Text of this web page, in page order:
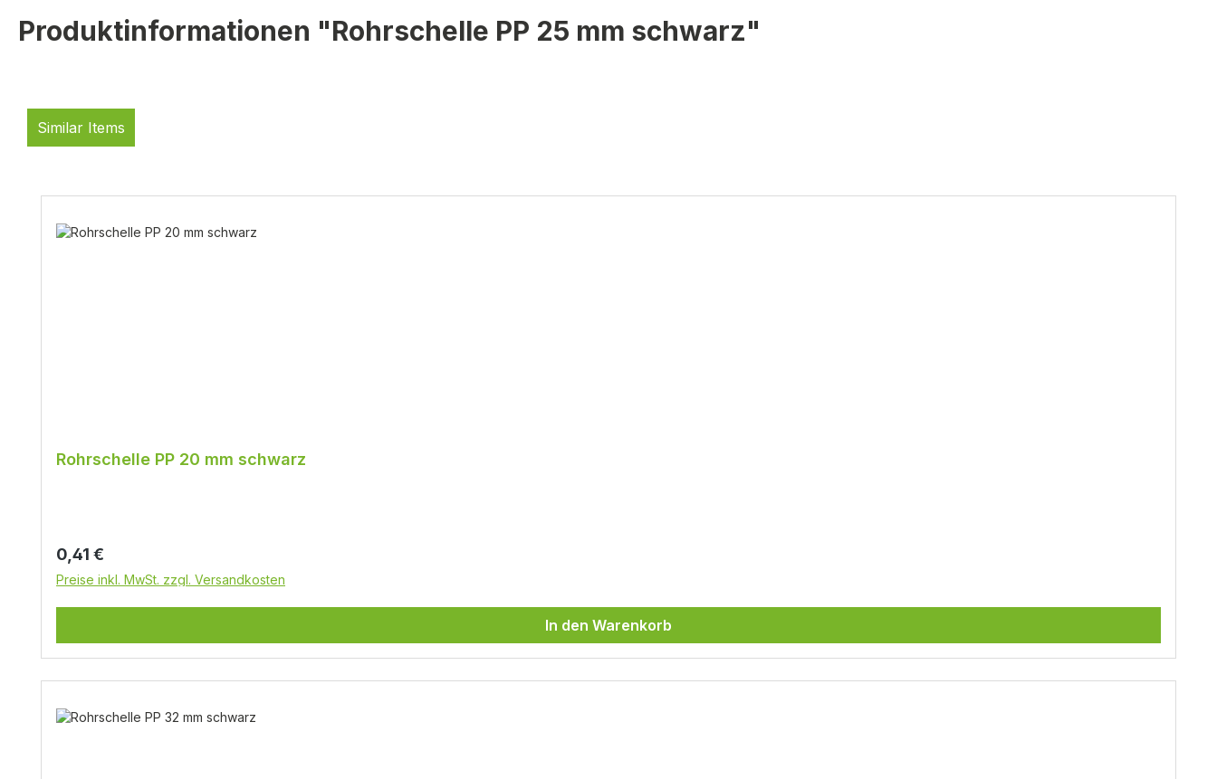
Produktinformationen "Rohrschelle PP 25 mm schwarz"
Similar Items
Rohrschelle PP 20 mm schwarz
Regulärer Preis:
0,41 €
Preise inkl. MwSt. zzgl. Versandkosten
In den Warenkorb